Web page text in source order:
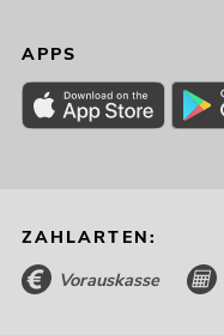
APPS
ZAHLARTEN:
Vorauskasse